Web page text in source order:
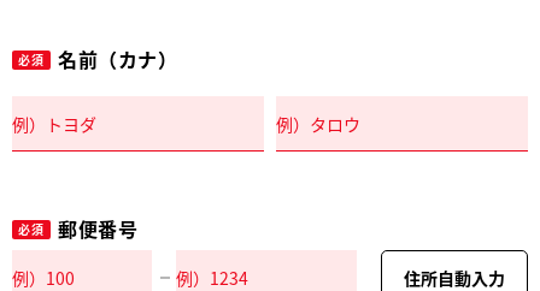
必須 名前（カナ）
必須 郵便番号
住所自動入力